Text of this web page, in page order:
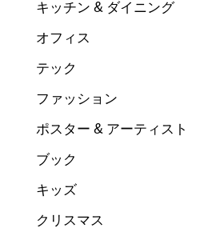
キッチン & ダイニング
オフィス
テック
ファッション
ポスター & アーティスト
ブック
キッズ
クリスマス